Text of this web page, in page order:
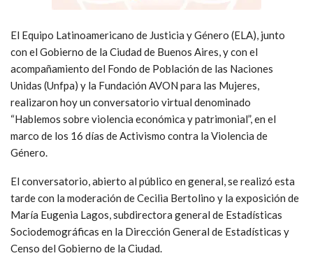
El Equipo Latinoamericano de Justicia y Género (ELA), junto
con el Gobierno de la Ciudad de Buenos Aires, y con el
acompañamiento del Fondo de Población de las Naciones
Unidas (Unfpa) y la Fundación AVON para las Mujeres,
realizaron hoy un conversatorio virtual denominado
“Hablemos sobre violencia económica y patrimonial”, en el
marco de los 16 días de Activismo contra la Violencia de
Género.
El conversatorio, abierto al público en general, se realizó esta
tarde con la moderación de Cecilia Bertolino y la exposición de
María Eugenia Lagos, subdirectora general de Estadísticas
Sociodemográficas en la Dirección General de Estadísticas y
Censo del Gobierno de la Ciudad.